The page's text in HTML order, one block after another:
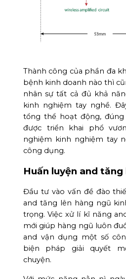
Thành công của phần đa
bệnh kinh doanh nào thì
nhân sự tất cả đủ khả
kinh nghiệm tay nghề.
tổng thể hoạt động,
được triển khai phổ
nghiệm kinh nghiệm tay
công dụng.
Huấn luyện and
Đầu tư vào vấn đề đào
and tăng lên hàng ngũ
trọng. Việc xử lí kĩ năng
mới giúp hàng ngũ luôn
and vận dụng một số
biện pháp giải quyết
chuyện.